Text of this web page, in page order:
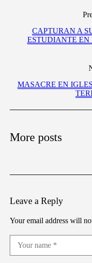
CAPTURAN A
ESTUDIANTE
MASACRE EN
More posts
Leave a Reply
Your email address will